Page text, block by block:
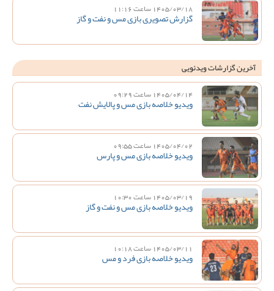
1405/03/18 ساعت 11:16
گزارش تصویری بازی مس و نفت و گاز
آخرین گزارشات ویدئویی
1405/04/14 ساعت 09:29
ویدیو خلاصه بازی مس و پالایش نفت
1405/04/02 ساعت 09:55
ویدیو خلاصه بازی مس و پارس
1405/03/19 ساعت 10:30
ویدیو خلاصه بازی مس و نفت و گاز
1405/03/11 ساعت 10:18
ویدیو خلاصه بازی فرد و مس